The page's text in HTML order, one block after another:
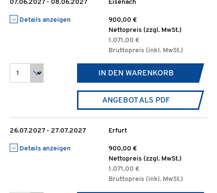
07.06.2027 - 08.06.2027 Eisenach
Details anzeigen
900,00 €
Nettopreis (zzgl. MwSt.)
1.071,00 €
Bruttopreis (inkl. MwSt.)
IN DEN WARENKORB
ANGEBOT ALS PDF
26.07.2027 - 27.07.2027 Erfurt
Details anzeigen
900,00 €
Nettopreis (zzgl. MwSt.)
1.071,00 €
Bruttopreis (inkl. MwSt.)